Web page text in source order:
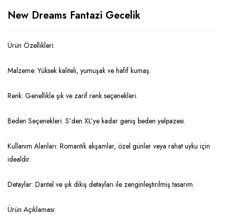
New Dreams Fantazi Gecelik
Ürün Özellikleri:
Malzeme: Yüksek kaliteli, yumuşak ve hafif kumaş.
Renk: Genellikle şık ve zarif renk seçenekleri.
Beden Seçenekleri: S’den XL’ye kadar geniş beden yelpazesi.
Kullanım Alanları: Romantik akşamlar, özel günler veya rahat uyku için
idealdir.
Detaylar: Dantel ve şık dikiş detayları ile zenginleştirilmiş tasarım.
Ürün Açıklaması: